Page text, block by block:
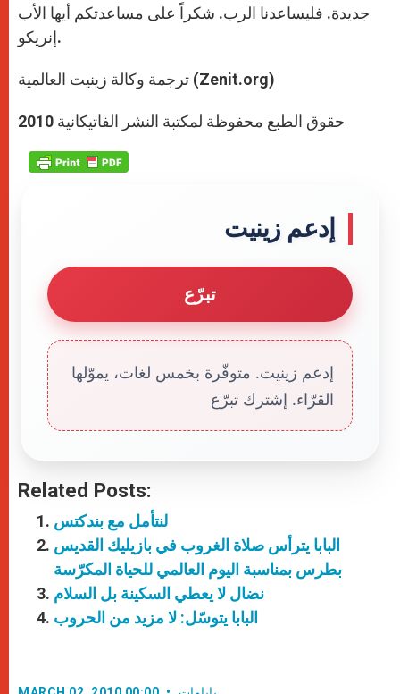
جديدة. فليساعدنا الرب. شكراً على مساعدتكم أيها الأب
إنريكو.
ترجمة وكالة زينيت العالمية (Zenit.org)
حقوق الطبع محفوظة لمكتبة النشر الفاتيكانية 2010
إدعم زينيت
تبرّع
إدعم زينيت. متوفّرة بخمس لغات، يموّلها
القرّاء. إشترك تبرّع
Related Posts:
لنتأمل مع بندكتس
البابا يترأس صلاة الغروب في بازيليك القديس
بطرس بمناسبة اليوم العالمي للحياة المكرّسة
نضال لا يعطي السكينة بل السلام
البابا يتوسّل: لا مزيد من الحروب